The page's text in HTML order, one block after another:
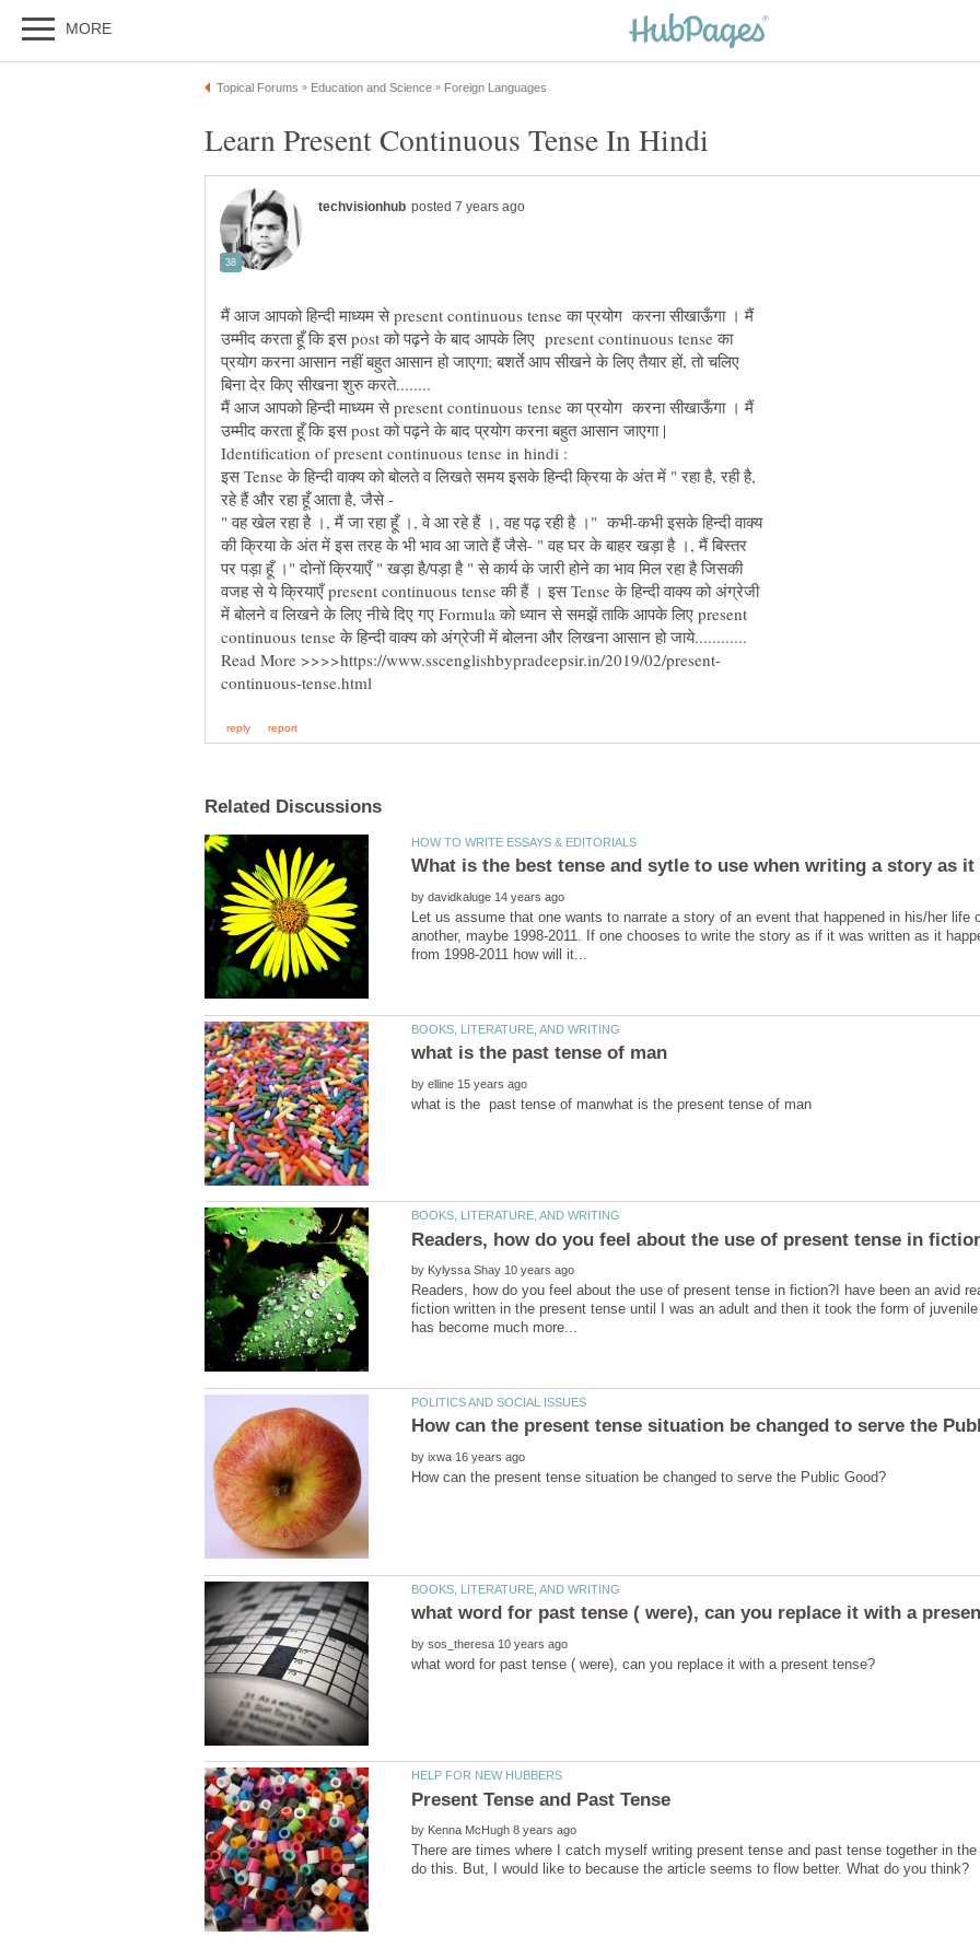
मैं आज आपको हिन्दी माध्यम से present continuous tense का प्रयोग करना सीखाऊँगा । मैं
उम्मीद करता हूँ कि इस post को पढ़ने के बाद आपके लिए present continuous tense का
प्रयोग करना आसान नहीं बहुत आसान हो जाएगा; बशर्ते आप सीखने के लिए तैयार हों, तो चलिए
मैं आज आपको हिन्दी माध्यम से present continuous tense का प्रयोग करना सीखाऊँगा । मैं
इस Tense के हिन्दी वाक्य को बोलते व लिखते समय इसके हिन्दी क्रिया के अंत में " रहा है, रही है,
" वह खेल रहा है ।, मैं जा रहा हूँ ।, वे आ रहे हैं ।, वह पढ़ रही है ।" कभी-कभी इसके हिन्दी वाक्य
की क्रिया के अंत में इस तरह के भी भाव आ जाते हैं जैसे- " वह घर के बाहर खड़ा है ।, मैं बिस्तर
पर पड़ा हूँ ।" दोनों क्रियाएँ " खड़ा है/पड़ा है " से कार्य के जारी होने का भाव मिल रहा है जिसकी
वजह से ये क्रियाएँ present continuous tense की हैं । इस Tense के हिन्दी वाक्य को अंग्रेजी
में बोलने व लिखने के लिए नीचे दिए गए Formula को ध्यान से समझें ताकि आपके लिए present
by
Let us assume that one wants to narrate a story of an event that happened in his/her life
another, maybe 1998-2011. If one chooses to write the story as if it was written as it
by
by
Readers, how do you feel about the use of present tense in fiction?I have been an avid
fiction written in the present tense until I was an adult and then it took the form of
by
by
by
There are times where I catch myself writing present tense and past tense together in